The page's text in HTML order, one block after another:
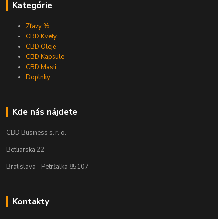
Kategórie
Zľavy %
CBD Kvety
CBD Oleje
CBD Kapsule
CBD Masti
Doplnky
Kde nás nájdete
CBD Business s. r. o.
Betliarska 22
Bratislava - Petržalka 85107
Kontakty